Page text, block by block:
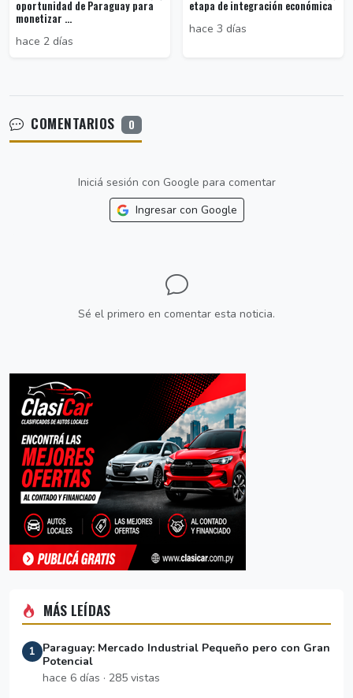
oportunidad de Paraguay para
monetizar ...
hace 2 días
etapa de integración económica
hace 3 días
COMENTARIOS 0
Iniciá sesión con Google para comentar
Ingresar con Google
Sé el primero en comentar esta noticia.
MÁS LEÍDAS
1
Paraguay: Mercado Industrial Pequeño pero con Gran
Potencial
hace 6 días · 285 vistas